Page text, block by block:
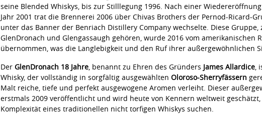
seine Blended Whiskys, bis zur Stilllegung 1996. Nach einer
Jahr 2001 trat die Brennerei 2006 über Chivas Brothers der Pernod-Ricard-
unter das Banner der Benriach Distillery Company wechselte. Diese
GlenDronach und Glengassaugh gehören, wurde 2016 vom amerikanischen
übernommen, was die Langlebigkeit und den Ruf ihrer außergewöhnlichen
Der GlenDronach 18 Jahre, benannt zu Ehren des Gründers James Allardice,
Whisky, der vollständig in sorgfältig ausgewählten Oloroso-Sherryfässern
Malt reiche, tiefe und perfekt ausgewogene Aromen verleiht. Dieser
erstmals 2009 veröffentlicht und wird heute von Kennern weltweit
Komplexität eines traditionellen nicht torfigen Whiskys suchen.